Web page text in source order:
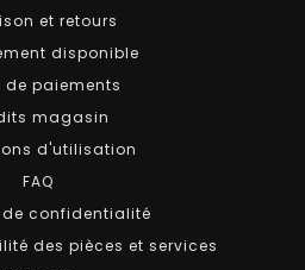
et retours
disponible
de paiements
magasin
d'utilisation
FAQ
de confidentialité
des pièces et services